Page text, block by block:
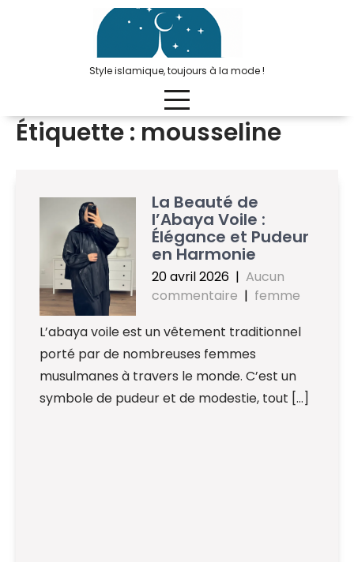
Style islamique, toujours à la mode !
Étiquette : mousseline
La Beauté de
l’Abaya Voile :
Élégance et Pudeur
en Harmonie
20 avril 2026 | Aucun
commentaire | femme
L’abaya voile est un vêtement traditionnel
porté par de nombreuses femmes
musulmanes à travers le monde. C’est un
symbole de pudeur et de modestie, tout […]